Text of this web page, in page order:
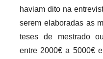
haviam dito na
serem elaboradas as
teses de mestrado
entre 2000€ a 5000€